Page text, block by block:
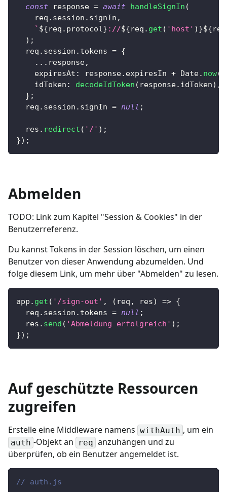
const response = await handleSignIn (
    req
. session . signIn ,
` ${req . protocol} ://${req . get ( 'host' ) }${req
) ;
  req
. session . tokens = {
... response,
expiresAt : response. expiresIn + Date. now(
idToken : decodeIdToken ( response. idToken) ,
} ;
  req
. session . signIn = null ;
  res
. redirect ( '/' ) ;
}) ;
Abmelden
TODO: Link zum Kapitel "Session & Cookies" in der
Benutzerreferenz.
Du kannst Tokens in der Session löschen, um einen
Benutzer von dieser Anwendung abzumelden. Und
folge diesem Link, um mehr über "Abmelden" zu lesen.
app . get ( '/sign-out' , ( req , res) => {
  req
. session . tokens = null ;
  res
. send ( 'Abmeldung erfolgreich' ) ;
}) ;
Auf geschützte Ressourcen
zugreifen
Erstelle eine Middleware namens withAuth , um ein
auth -Objekt an req anzuhängen und zu
überprüfen, ob ein Benutzer angemeldet ist.
// auth.js